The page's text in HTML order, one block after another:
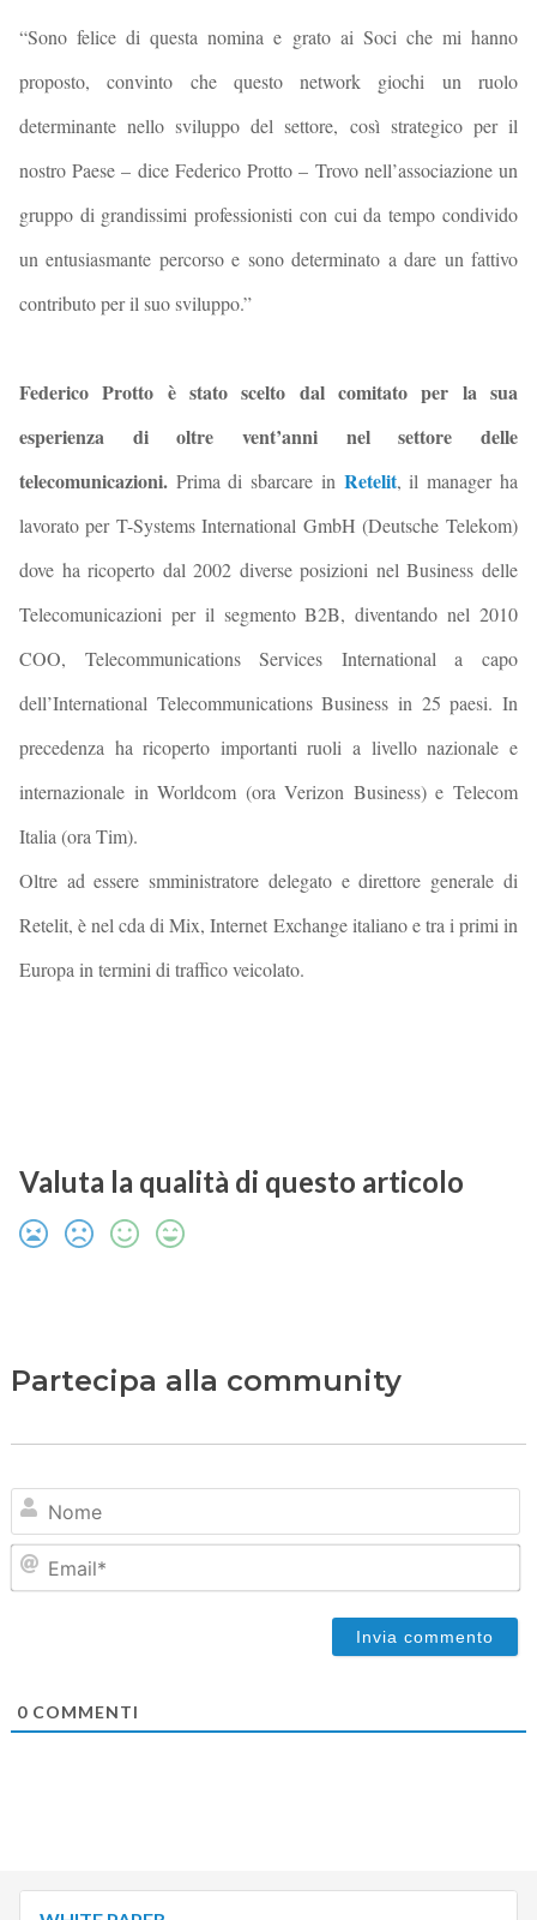
“Sono felice di questa nomina e grato ai Soci che mi hanno
proposto, convinto che questo network giochi un ruolo
determinante nello sviluppo del settore, così strategico per il
nostro Paese – dice Federico Protto – Trovo nell’associazione un
gruppo di grandissimi professionisti con cui da tempo condivido
un entusiasmante percorso e sono determinato a dare un fattivo
contributo per il suo sviluppo.”
Federico Protto è stato scelto dal comitato per la sua
esperienza di oltre vent’anni nel settore delle
telecomunicazioni.Prima di sbarcare in Retelit, il manager ha
lavorato per T-Systems International GmbH (Deutsche Telekom)
dove ha ricoperto dal 2002 diverse posizioni nel Business delle
Telecomunicazioni per il segmento B2B, diventando nel 2010
COO, Telecommunications Services International a capo
dell’International Telecommunications Business in 25 paesi. In
precedenza ha ricoperto importanti ruoli a livello nazionale e
internazionale in Worldcom (ora Verizon Business) e Telecom
Italia (ora Tim).
Oltre ad essere smministratore delegato e direttore generale di
Retelit, è nel cda di Mix, Internet Exchange italiano e tra i primi in
Europa in termini di traffico veicolato.
Valuta la qualità di questo articolo
Partecipa alla community
0COMMENTI